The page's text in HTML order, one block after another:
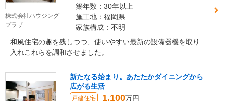
株式会社ハウジング
プラザ
築年数：30年以上
施工地：福岡県
家族構成：不明
和風住宅の趣を残しつつ、使いやすい最新の設備器機を取り
入れこれらを調和させました。
新たなる始まり。あたたかダイニングから
広がる生活
戸建住宅 1,100万円